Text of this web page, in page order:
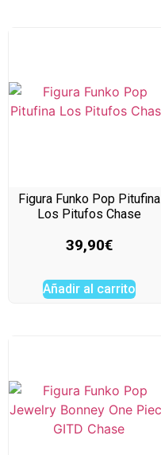
Figura Funko Pop Pitufina
Los Pitufos Chase
39,90€
Añadir al carrito